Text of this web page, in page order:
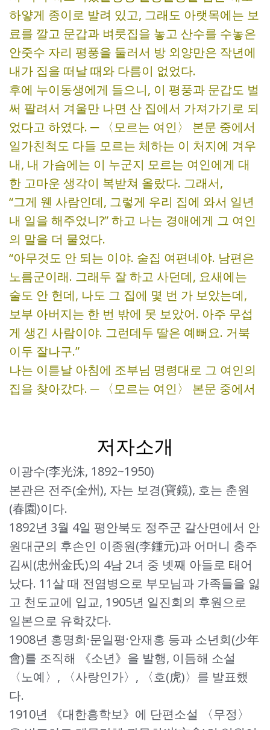
하얗게 종이로 발려 있고, 그래도 아랫목에는 보
료를 깔고 문갑과 벼룻집을 놓고 산수를 수놓은
안줏수 자리 평풍을 둘러서 방 외양만은 작년에
내가 집을 떠날 때와 다름이 없었다.
후에 누이동생에게 들으니, 이 평풍과 문갑도 벌
써 팔려서 겨울만 나면 산 집에서 가져가기로 되
었다고 하였다. ─ 〈모르는 여인〉 본문 중에서
일가친척도 다들 모르는 체하는 이 처지에 겨우
내, 내 가슴에는 이 누군지 모르는 여인에게 대
한 고마운 생각이 복받쳐 올랐다. 그래서,
“그게 웬 사람인데, 그렇게 우리 집에 와서 일년
내 일을 해주었니?” 하고 나는 경애에게 그 여인
의 말을 더 물었다.
“아무것도 안 되는 이야. 술집 여편네야. 남편은
노름군이래. 그래두 잘 하고 사던데, 요새에는
술도 안 헌데, 나도 그 집에 몇 번 가 보았는데,
보부 아버지는 한 번 밖에 못 보았어. 아주 무섭
게 생긴 사람이야. 그런데두 딸은 예뻐요. 거북
이두 잘나구.”
나는 이튿날 아침에 조부님 명령대로 그 여인의
집을 찾아갔다. ─ 〈모르는 여인〉 본문 중에서
저자소개
이광수(李光洙, 1892~1950)
본관은 전주(全州), 자는 보경(寶鏡), 호는 춘원
(春園)이다.
1892년 3월 4일 평안북도 정주군 갈산면에서 안
원대군의 후손인 이종원(李鍾元)과 어머니 충주
김씨(忠州金氏)의 4남 2녀 중 넷째 아들로 태어
났다. 11살 때 전염병으로 부모님과 가족들을 잃
고 천도교에 입교, 1905년 일진회의 후원으로
일본으로 유학갔다.
1908년 홍명희·문일평·안재홍 등과 소년회(少年
會)를 조직해 《소년》을 발행, 이듬해 소설
〈노예〉, 〈사랑인가〉, 〈호(虎)〉를 발표했
다.
1910년 《대한흥학보》에 단편소설 〈무정〉